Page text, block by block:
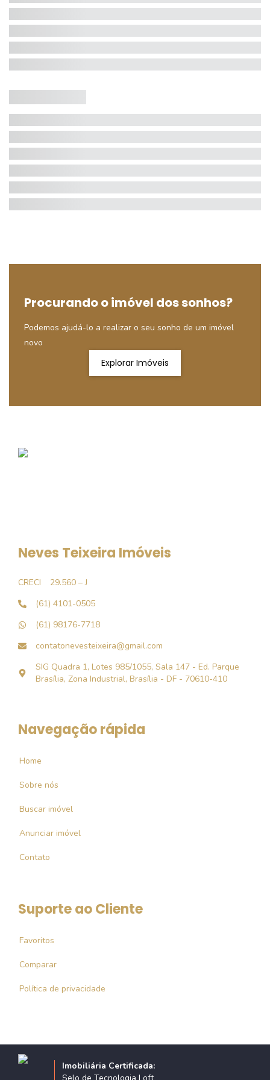
Procurando o imóvel dos sonhos?
Podemos ajudá-lo a realizar o seu sonho de um imóvel
novo
Explorar Imóveis
Neves Teixeira Imóveis
CRECI
29.560 – J
(61) 4101-0505
(61) 98176-7718
contatonevesteixeira@gmail.com
SIG Quadra 1, Lotes 985/1055, Sala 147 - Ed. Parque
Brasília, Zona Industrial, Brasília - DF - 70610-410
Navegação rápida
Home
Sobre nós
Buscar imóvel
Anunciar imóvel
Contato
Suporte ao Cliente
Favoritos
Comparar
Política de privacidade
Imobiliária Certificada: